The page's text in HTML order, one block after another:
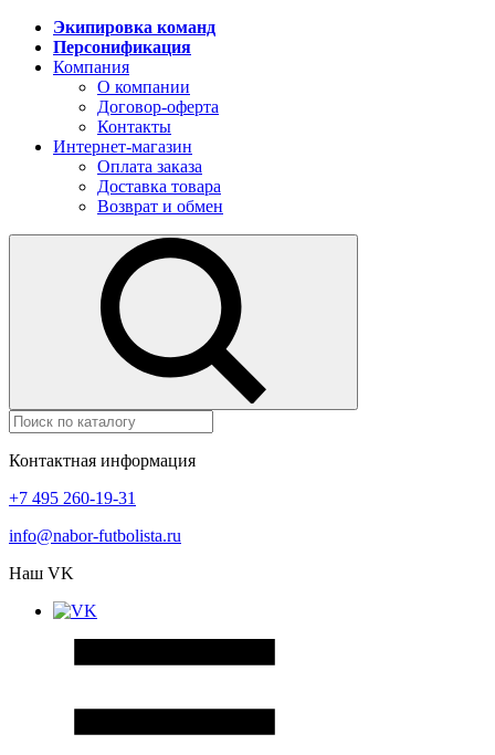
Экипировка команд
Персонификация
Компания
О компании
Договор-оферта
Контакты
Интернет-магазин
Оплата заказа
Доставка товара
Возврат и обмен
Контактная информация
+7 495 260-19-31
info@nabor-futbolista.ru
Наш VK